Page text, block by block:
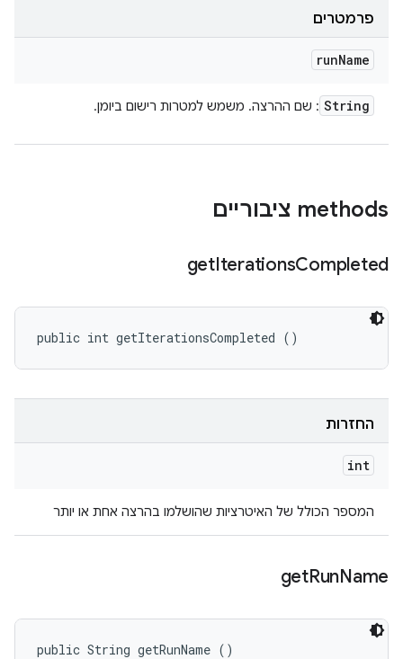
פרמטרים
runName
String : שם ההרצה. משמש למטרות רישום ביומן.
‫methods ציבוריים
getIterationsCompleted
public int getIterationsCompleted ()
החזרות
int
המספר הכולל של האיטרציות שהושלמו בהרצה אחת או יותר
getRunName
public String getRunName ()